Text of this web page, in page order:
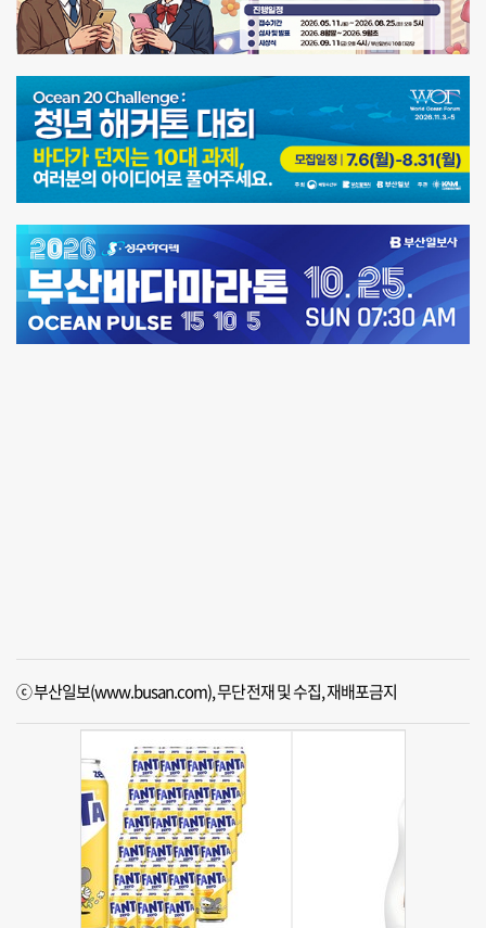
ⓒ 부산일보(www.busan.com), 무단전재 및 수집, 재배포금지